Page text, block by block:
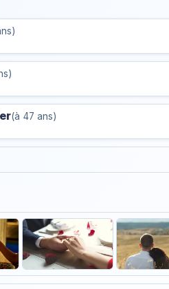
(à 47 ans)